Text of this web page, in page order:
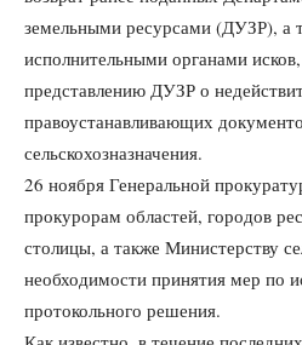
земельными ресурсами (ДУЗР), а
исполнительными органами
представлению ДУЗР о
правоустанавливающих
сельскохозназначения.
26 ноября Генеральной
прокурорам областей, городов
столицы, а также Министерству
необходимости принятия мер по
протокольного решения.